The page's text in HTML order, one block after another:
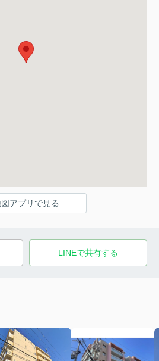
アプリで見る
LINEで共有する